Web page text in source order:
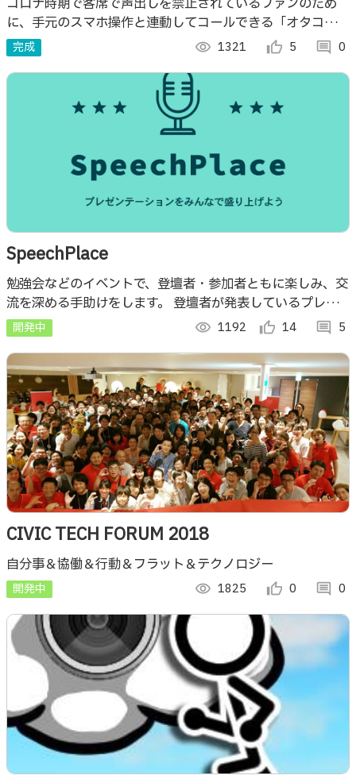
コロナ時期で客席で声出しを禁止されているファンのため
に、手元のスマホ操作と連動してコールできる「オタコール
システム」という画期的なシステム
完成 visibility 1321 thumb_up_alt 5 comment 0
SpeechPlace
勉強会などのイベントで、登壇者・参加者ともに楽しみ、交
流を深める手助けをします。 登壇者が発表しているプレゼ
ンスライドのリアルタイム共有、投票・コメントや質問を気
軽に送れる仕組みを提供します。
開発中 visibility 1192 thumb_up_alt 14 comment 5
CIVIC TECH FORUM 2018
自分事＆協働＆行動＆フラット＆テクノロジー
開発中 visibility 1825 thumb_up_alt 0 comment 0